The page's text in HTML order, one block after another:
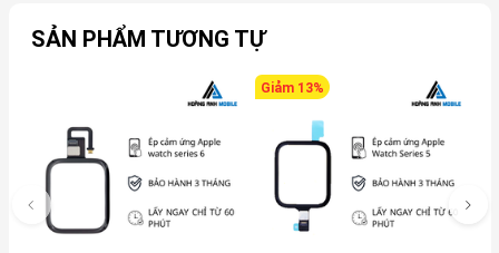
SẢN PHẨM TƯƠNG TỰ
Giảm 13%